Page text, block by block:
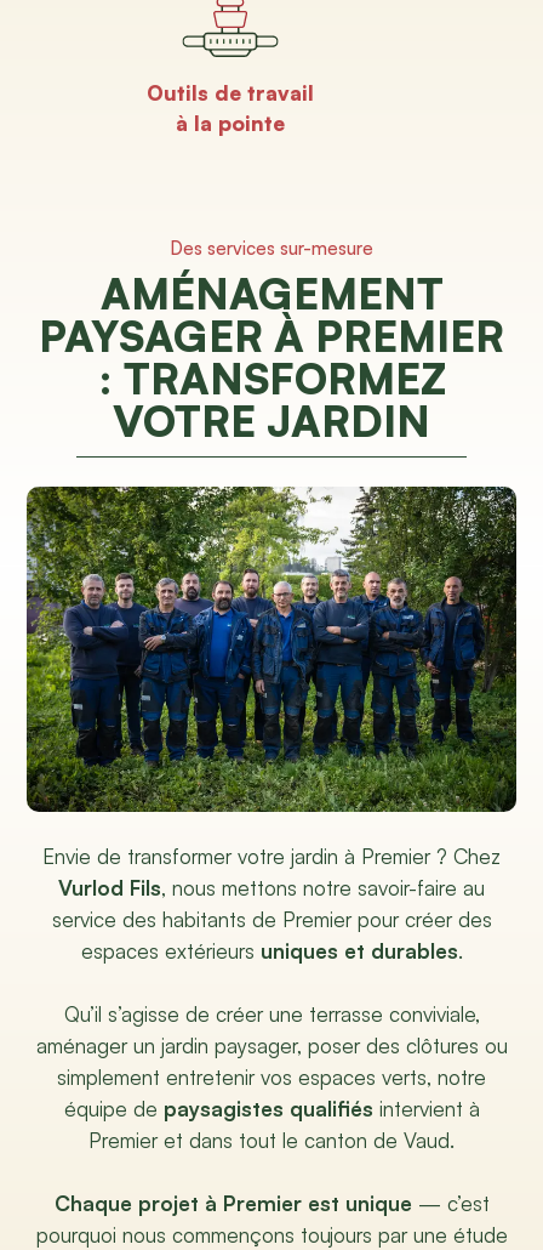
Outils de travail
à la pointe
Des services sur-mesure
AMÉNAGEMENT
PAYSAGER À PREMIER
: TRANSFORMEZ
VOTRE JARDIN
Envie de transformer votre jardin à Premier ? Chez
Vurlod Fils, nous mettons notre savoir-faire au
service des habitants de Premier pour créer des
espaces extérieurs uniques et durables.
Qu’il s’agisse de créer une terrasse conviviale,
aménager un jardin paysager, poser des clôtures ou
simplement entretenir vos espaces verts, notre
équipe de paysagistes qualifiés intervient à
Premier et dans tout le canton de Vaud.
Chaque projet à Premier est unique — c’est
pourquoi nous commençons toujours par une étude